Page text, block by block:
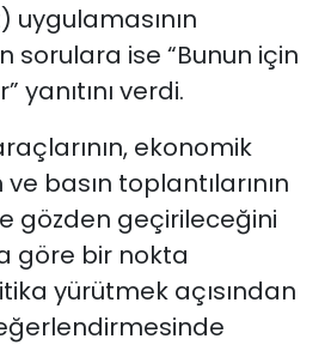
sorulara ise “Bunun için
yanıtını verdi.
ekonomik
basın toplantılarının
gözden geçirileceğini
göre bir nokta
yürütmek açısından